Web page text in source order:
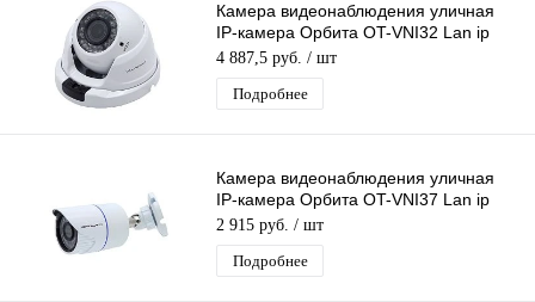
Камера видеонаблюдения уличная
IP-камера Орбита OT-VNI32 Lan ip
камера 5 Mpix 2.8-12 мм
4 887,5 руб. / шт
Подробнее
Камера видеонаблюдения уличная
IP-камера Орбита OT-VNI37 Lan ip
камера 2 Mpix 3,6мм для дома и др
2 915 руб. / шт
Подробнее